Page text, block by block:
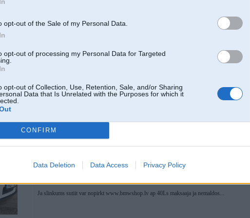
opt-out of the Sale of my Personal Data.
opt-out of processing my Personal Data for Targeted
opt-out of Collection, Use, Retention, Sale, and/or Sharing
Data that Is Unrelated with the Purposes for which it
CONFIRM
Data Deletion Data Access Privacy Policy
coupe white
Melnaa krasaa ir logu silekons(logu liime) maxaa ap 7Ls gro auto var nopirkt un turees vnk
servisaa pakaleejo spoleri( uz loga) pielimeeja ar kkadu huinju vins pagaisu uz sosejas
09. Jul 2008, 15:33
atceros ka kaut kur bija runāts par tiem hroma riņķiem kas nāk panelī ap spidometru
Ja slinkums sutiit var nopirkt www.bmwshop.lv ap 40Ls maksaaja ja nemaldos...